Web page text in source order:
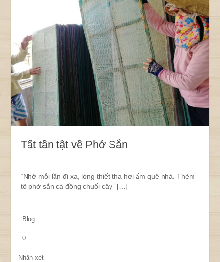
Tất tần tật về Phở Sắn
“Nhớ mỗi lần đi xa, lòng thiết tha hơi ấm quê nhà. Thèm
tô phở sắn cá đồng chuối cây” […]
Blog
0
Nhận xét